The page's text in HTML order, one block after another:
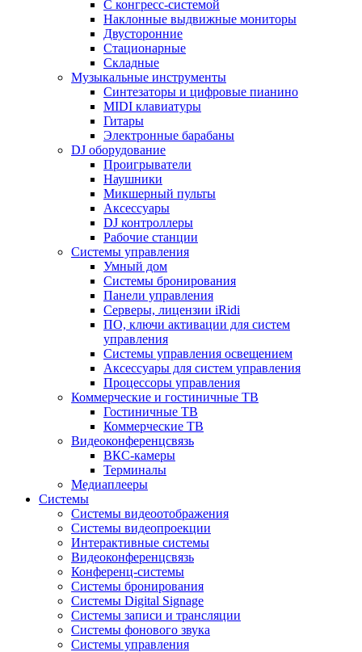
С конгресс-системой
Наклонные выдвижные мониторы
Двусторонние
Стационарные
Складные
Музыкальные инструменты
Синтезаторы и цифровые пианино
MIDI клавиатуры
Гитары
Электронные барабаны
DJ оборудование
Проигрыватели
Наушники
Микшерный пульты
Аксессуары
DJ контроллеры
Рабочие станции
Системы управления
Умный дом
Системы бронирования
Панели управления
Серверы, лицензии iRidi
ПО, ключи активации для систем
управления
Системы управления освещением
Аксессуары для систем управления
Процессоры управления
Коммерческие и гостиничные ТВ
Гостиничные ТВ
Коммерческие ТВ
Видеоконференцсвязь
ВКС-камеры
Терминалы
Медиаплееры
Системы
Системы видеоотображения
Системы видеопроекции
Интерактивные системы
Видеоконференцсвязь
Конференц-системы
Системы бронирования
Системы Digital Signage
Системы записи и трансляции
Системы фонового звука
Системы управления